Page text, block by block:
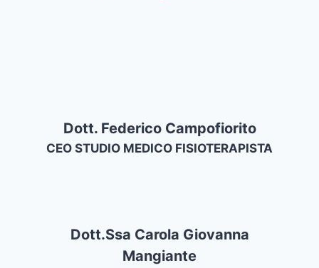
Dott. Federico Campofiorito
CEO STUDIO MEDICO FISIOTERAPISTA
Dott.ssa Carola Giovanna
Mangiante